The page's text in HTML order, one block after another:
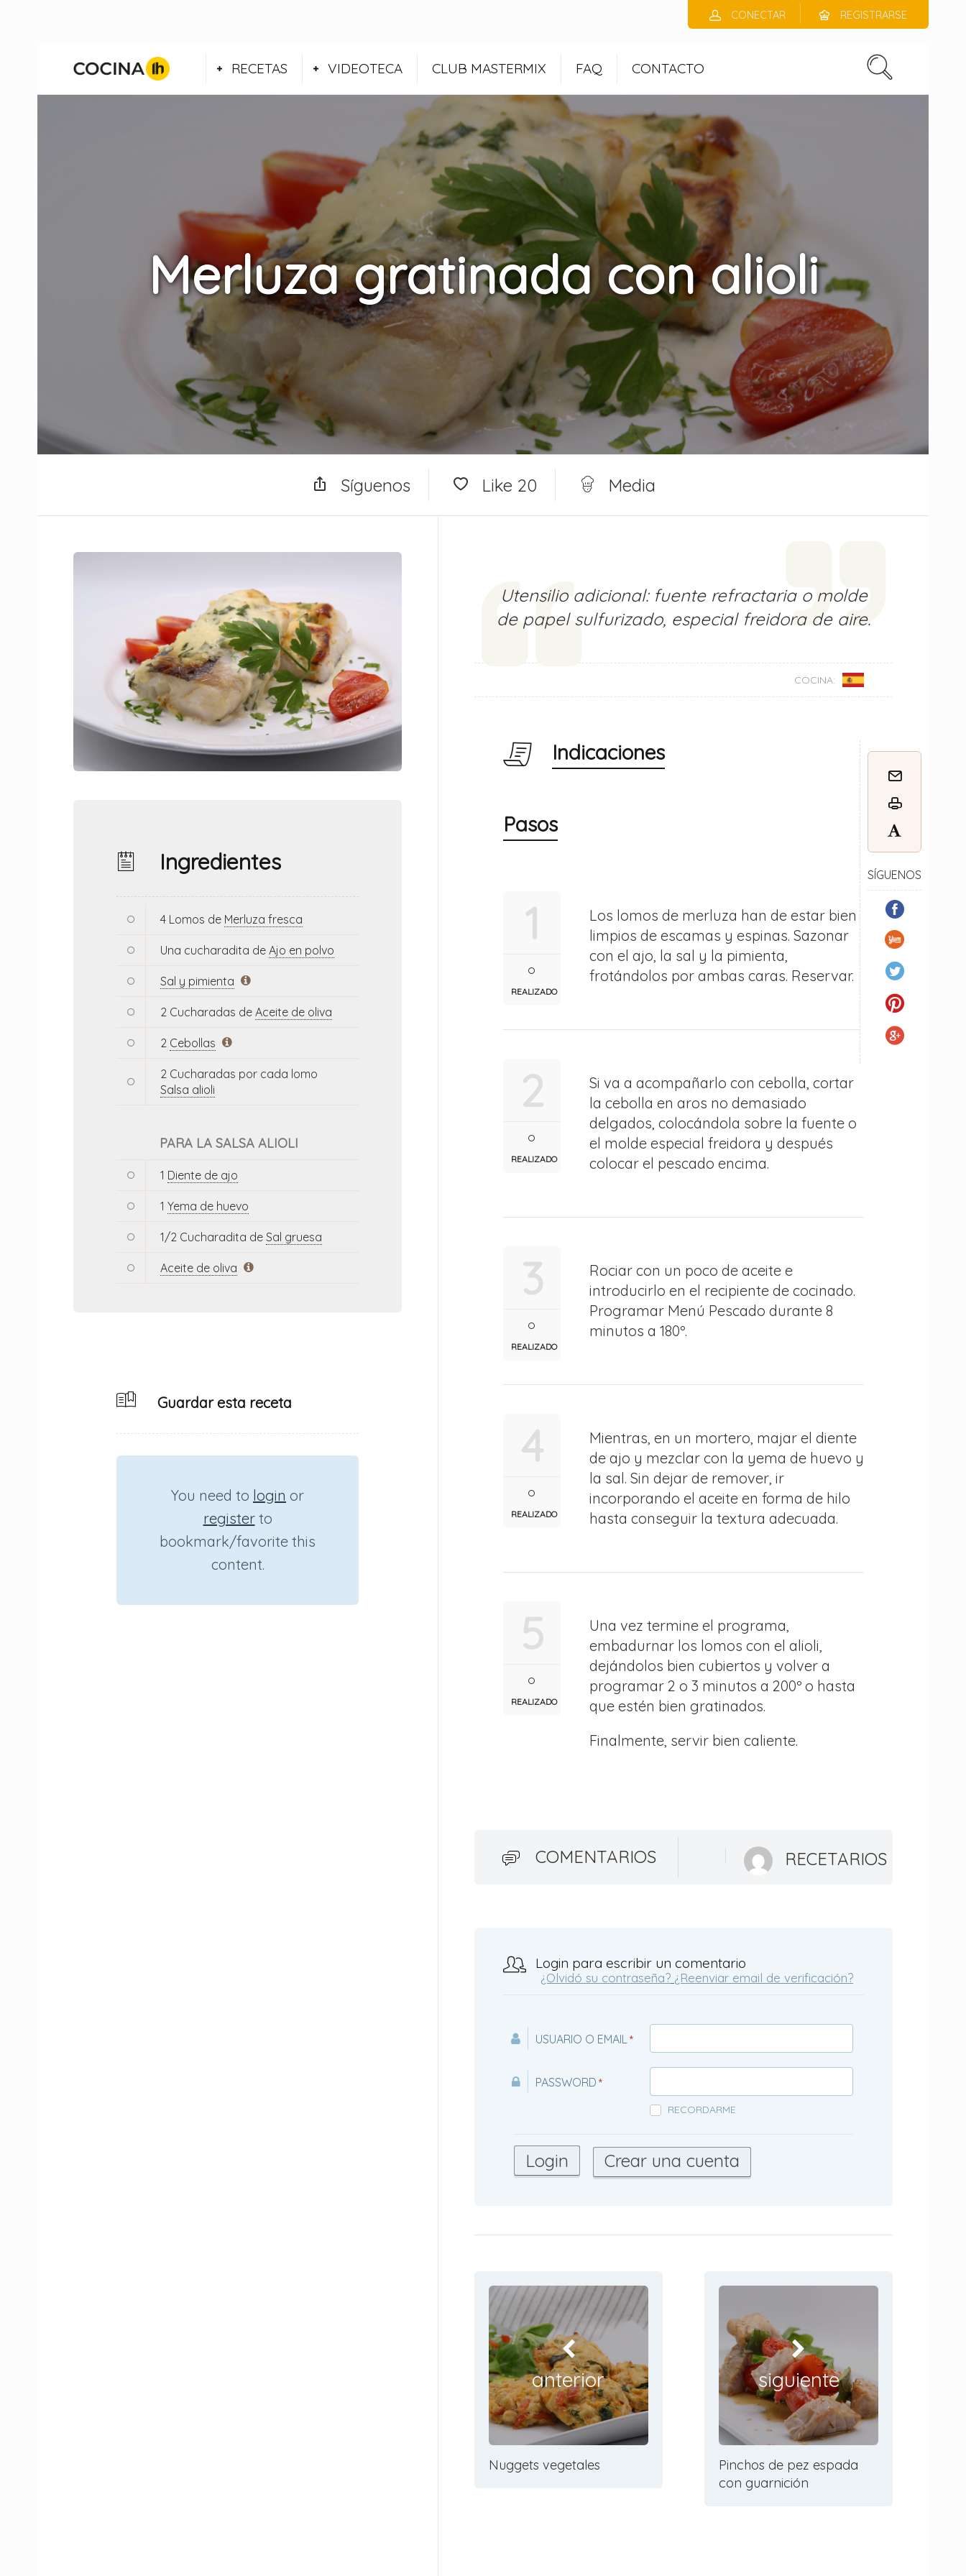
CONECTAR REGISTRARSE
RECETAS VIDEOTECA CLUB MASTERMIX FAQ CONTACTO
Merluza gratinada con alioli
Síguenos Like 20 Media
Ingredientes
4 Lomos de Merluza fresca
Una cucharadita de Ajo en polvo
Sal y pimienta
2 Cucharadas de Aceite de oliva
2 Cebollas
2 Cucharadas por cada lomo
Salsa alioli
PARA LA SALSA ALIOLI
1 Diente de ajo
1 Yema de huevo
1/2 Cucharadita de Sal gruesa
Aceite de oliva
Guardar esta receta
You need to login or
registerto
bookmark/favorite this
content.
Utensilio adicional: fuente refractaria o molde
de papel sulfurizado, especial freidora de aire.
COCINA:
Indicaciones
SÍGUENOS
Pasos
1
REALIZADO
Los lomos de merluza han de estar bien
limpios de escamas y espinas. Sazonar
con el ajo, la sal y la pimienta,
frotándolos por ambas caras. Reservar.
2
REALIZADO
Si va a acompañarlo con cebolla, cortar
la cebolla en aros no demasiado
delgados, colocándola sobre la fuente o
el molde especial freidora y después
colocar el pescado encima.
3
REALIZADO
Rociar con un poco de aceite e
introducirlo en el recipiente de cocinado.
Programar Menú Pescado durante 8
minutos a 180º.
4
REALIZADO
Mientras, en un mortero, majar el diente
de ajo y mezclar con la yema de huevo y
la sal. Sin dejar de remover, ir
incorporando el aceite en forma de hilo
hasta conseguir la textura adecuada.
5
REALIZADO
Una vez termine el programa,
embadurnar los lomos con el alioli,
dejándolos bien cubiertos y volver a
programar 2 o 3 minutos a 200º o hasta
que estén bien gratinados.
Finalmente, servir bien caliente.
COMENTARIOS RECETARIOS
Login para escribir un comentario
¿Olvidó su contraseña? ¿Reenviar email de verificación?
USUARIO O EMAIL *
PASSWORD *
RECORDARME
Crear una cuenta
anterior
Nuggets vegetales
siguiente
Pinchos de pez espada
con guarnición